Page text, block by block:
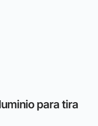
para tira